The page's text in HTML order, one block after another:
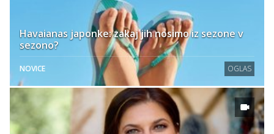
Havaianas japonke: zakaj jih nosimo iz sezone v
sezono?
NOVICE OGLAS